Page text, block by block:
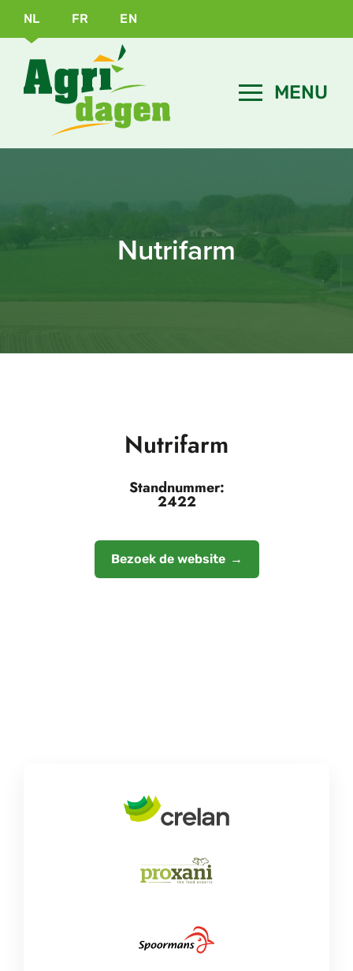
NL FR EN
Nutrifarm
Nutrifarm
Standnummer:
2422
Bezoek de website